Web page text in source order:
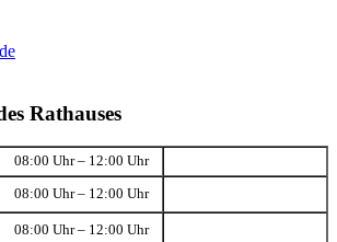
Rathauses
08:00 Uhr – 12:00 Uhr
08:00 Uhr – 12:00 Uhr
08:00 Uhr – 12:00 Uhr